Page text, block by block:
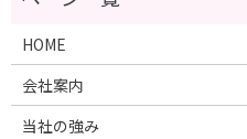
HOME
会社案内
当社の強み